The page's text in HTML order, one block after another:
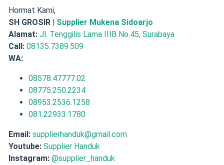
Hormat Kami,
SH GROSIR | Supplier Mukena Sidoarjo
Alamat: Jl. Tenggilis Lama IIIB No.45, Surabaya
Call: 08135.7389.509
WA:
08578.47777.02
08775.250.2234
08953.2536.1258
081.22933.1780
Email: supplierhanduk@gmail.com
Youtube: Supplier Handuk
Instagram: @supplier_handuk